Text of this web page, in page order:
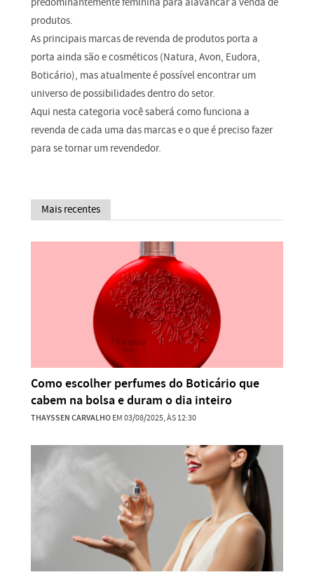
produtos.
As principais marcas de revenda de produtos porta a
porta ainda são e cosméticos (Natura, Avon, Eudora,
Boticário), mas atualmente é possível encontrar um
universo de possibilidades dentro do setor.
Aqui nesta categoria você saberá como funciona a
revenda de cada uma das marcas e o que é preciso fazer
para se tornar um revendedor.
Mais recentes
Como escolher perfumes do Boticário que
cabem na bolsa e duram o dia inteiro
THAYSSEN CARVALHOEM 03/08/2025, ÀS 12:30